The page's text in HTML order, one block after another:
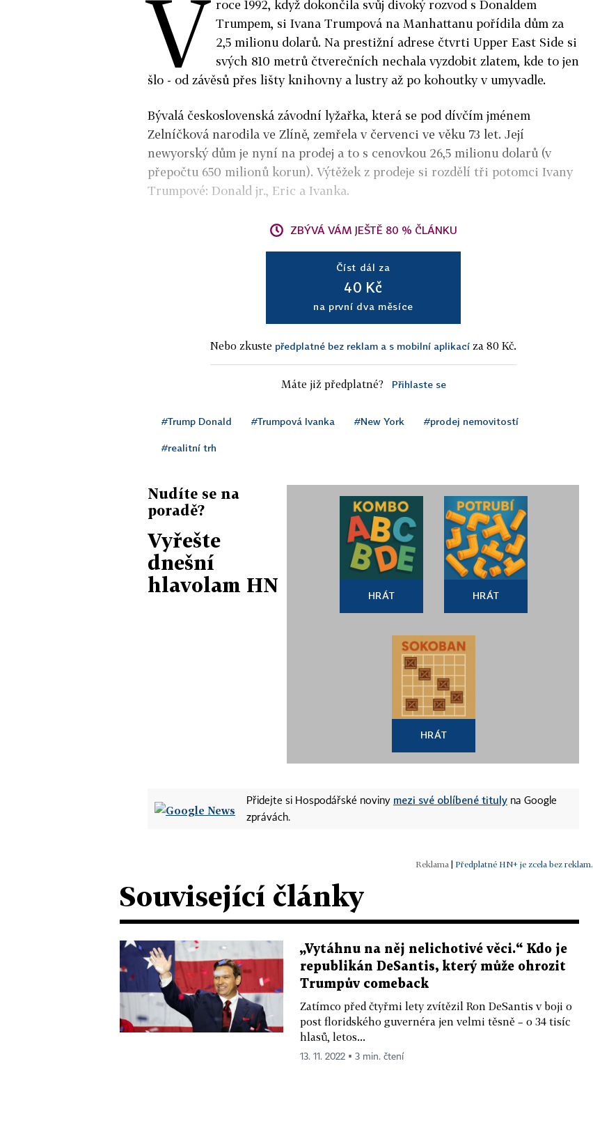
V roce 1992, když dokončila svůj divoký rozvod s Donaldem
Trumpem, si Ivana Trumpová na Manhattanu pořídila dům za
2,5 milionu dolarů. Na prestižní adrese čtvrti Upper East Side si
svých 810 metrů čtverečních nechala vyzdobit zlatem, kde to jen
šlo - od závěsů přes lišty knihovny a lustry až po kohoutky v umyvadle.
Bývalá československá závodní lyžařka, která se pod dívčím jménem
Zelníčková narodila ve Zlíně, zemřela v červenci ve věku 73 let. Její
newyorský dům je nyní na prodej a to s cenovkou 26,5 milionu dolarů (v
přepočtu 650 milionů korun). Výtěžek z prodeje si rozdělí tři potomci Ivany
Trumpové: Donald jr., Eric a Ivanka.
ZBÝVÁ VÁM JEŠTĚ 80 % ČLÁNKU
Číst dál za
40 Kč
na první dva měsíce
Nebo zkuste předplatné bez reklam a s mobilní aplikací za 80 Kč.
Máte již předplatné? Přihlaste se
#Trump Donald #Trumpová Ivanka #New York #prodej nemovitostí
#realitní trh
Nudíte se na
poradě?
Vyřešte
dnešní
hlavolam HN
HRÁT HRÁT
HRÁT
Přidejte si Hospodářské noviny mezi své oblíbené tituly na Google
zprávách.
| Předplatné HN+ je zcela bez reklam.
Související články
„Vytáhnu na něj nelichotivé věci.“ Kdo je
republikán DeSantis, který může ohrozit
Trumpův comeback
Zatímco před čtyřmi lety zvítězil Ron DeSantis v boji o
post floridského guvernéra jen velmi těsně – o 34 tisíc
hlasů, letos...
13. 11. 2022 ▪ 3 min. čtení